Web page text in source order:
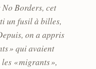
Borders, cet
un fusil à billes,
on a appris
» qui avaient
« migrants »,